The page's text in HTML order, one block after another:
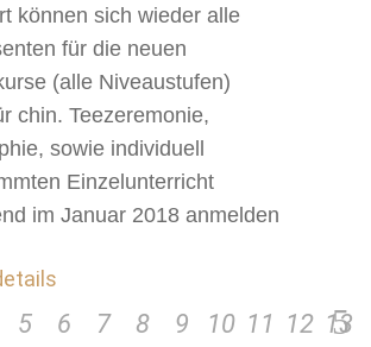
können sich wieder alle
für die neuen
(alle Niveaustufen)
chin. Teezeremonie,
sowie individuell
Einzelunterricht
im Januar 2018 anmelden
5 6 7 8 9 10 11 12 13